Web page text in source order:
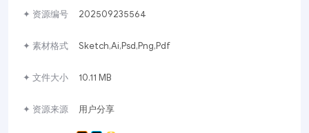
✦ 资源编号 202509235564
✦ 素材格式 Sketch,Ai,Psd,Png,Pdf
✦ 文件大小 10.11 MB
✦ 资源来源 用户分享